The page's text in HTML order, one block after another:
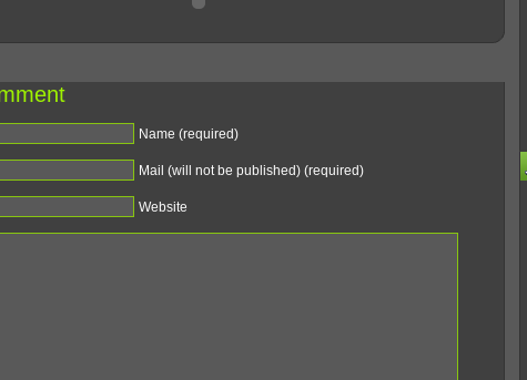
Name (required)
Mail (will not be published) (required)
Website